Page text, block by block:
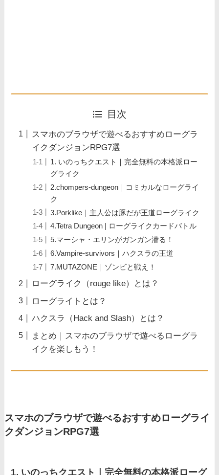
目次
スマホのブラウザで遊べるおすすめローグラ
イクダンジョンRPG7選
1. いのっちクエスト｜完全無料の本格派ロー
グライク
2.chompers-dungeon｜コミカルなローグライ
ク
3.Porklike｜主人公は豚だが王道ローグライク
4.Tetra Dungeon | ローグライクカードバトル
5.マーシャ・エリンがガンガン潜る！
6.Vampire-survivors｜ハクスラの王道
7.MUTAZONE｜ゾンビと戦え！
ローグライク（rouge like）とは？
ローグライトとは？
ハクスラ（Hack and Slash）とは？
まとめ｜スマホのブラウザで遊べるローグラ
イクを楽しもう！
スマホのブラウザで遊べるおすすめローグライ
クダンジョンRPG7選
1. いのっちクエスト｜完全無料の本格派ローグ